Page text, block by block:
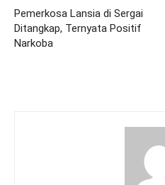
Pemerkosa Lansia di Sergai
Ditangkap, Ternyata Positif
Narkoba